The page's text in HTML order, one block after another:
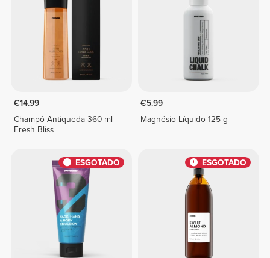
€14.99
Champô Antiqueda 360 ml
Fresh Bliss
€5.99
Magnésio Líquido 125 g
ESGOTADO ESGOTADO